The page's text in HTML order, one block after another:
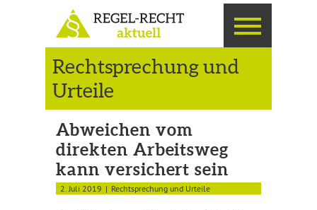
Rechtsprechung und
Urteile
Abweichen vom
direkten Arbeitsweg
kann versichert sein
2. Juli 2019 Rechtsprechung und Urteile